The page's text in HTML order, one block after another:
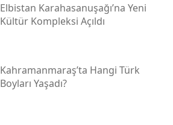
Elbistan Karahasanuşağı’na Yeni
Kültür Kompleksi Açıldı
Kahramanmaraş’ta Hangi Türk
Boyları Yaşadı?